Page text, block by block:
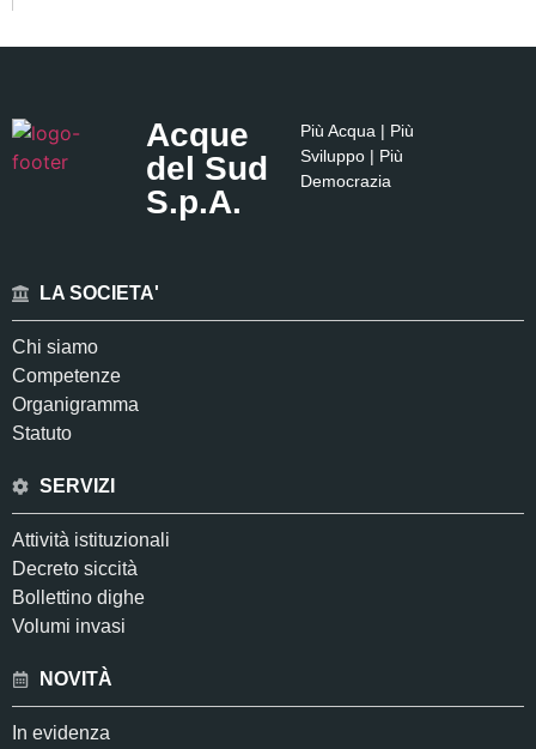
Acque
del Sud
S.p.A.
Più Acqua | Più
Sviluppo | Più
Democrazia
LA SOCIETA'
Chi siamo
Competenze
Organigramma
Statuto
SERVIZI
Attività istituzionali
Decreto siccità
Bollettino dighe
Volumi invasi
NOVITÀ
In evidenza